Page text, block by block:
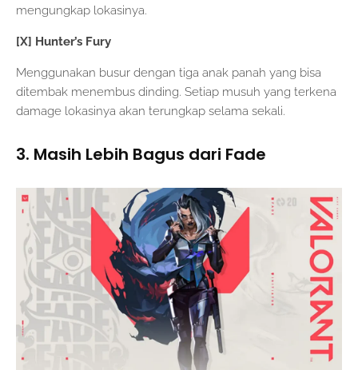
mengungkap lokasinya.
[X] Hunter’s Fury
Menggunakan busur dengan tiga anak panah yang bisa
ditembak menembus dinding. Setiap musuh yang terkena
damage lokasinya akan terungkap selama sekali.
3. Masih Lebih Bagus dari Fade